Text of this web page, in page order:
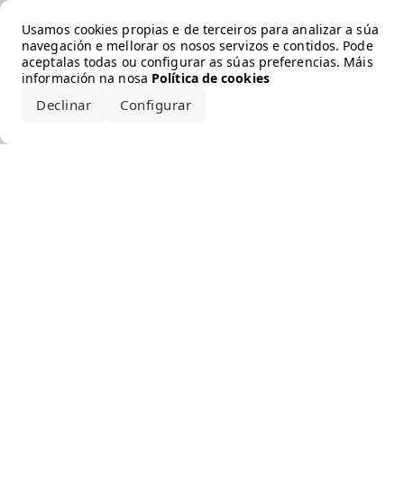
Usamos cookies propias e de terceiros para analizar a súa
navegación e mellorar os nosos servizos e contidos. Pode
aceptalas todas ou configurar as súas preferencias. Máis
información na nosa Política de cookies
Declinar Configurar
Error loading the brand